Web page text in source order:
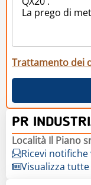
Trattamento dei
PR
Località Il Piano
Ricevi notifiche
Visualizza tutte